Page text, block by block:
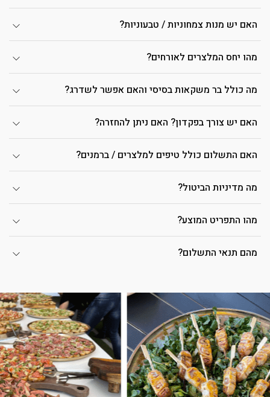
האם יש מנות צמחוניות / טבעוניות?
מהו יחס המלצרים לאורחים?
מה כולל בר משקאות בסיסי והאם אפשר לשדרג?
האם יש צורך בפקדון? האם ניתן להחזרה?
האם התשלום כולל טיפים למלצרים / ברמנים?
מה מדיניות הביטול?
מהו התפריט המוצע?
מהם תנאי התשלום?